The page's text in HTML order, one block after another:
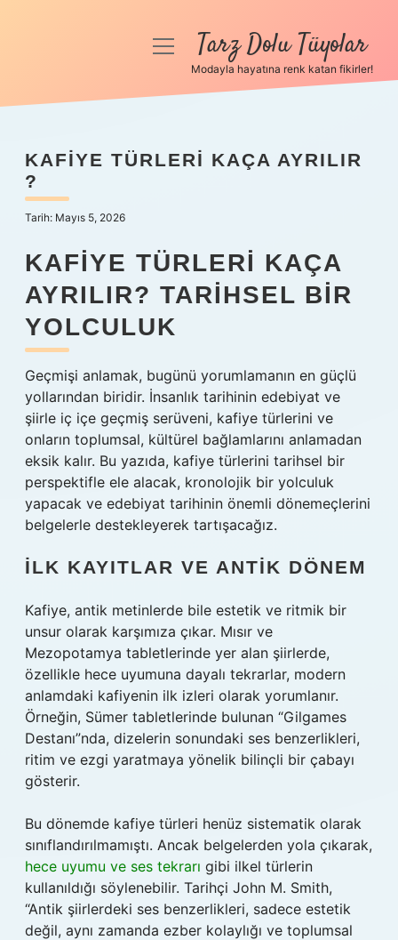
Anasayfa
Hakkımızda
menüyüTarz Dolu Tüyolar
Modayla hayatına renk katan fikirler!
KAFIYE TÜRLERI KAÇA AYRILIR
?
Tarih: Mayıs 5, 2026
KAFIYE TÜRLERI KAÇA
AYRILIR? TARIHSEL BIR
YOLCULUK
Geçmişi anlamak, bugünü yorumlamanın en güçlü
yollarından biridir. İnsanlık tarihinin edebiyat ve
şiirle iç içe geçmiş serüveni, kafiye türlerini ve
onların toplumsal, kültürel bağlamlarını anlamadan
eksik kalır. Bu yazıda, kafiye türlerini tarihsel bir
perspektifle ele alacak, kronolojik bir yolculuk
yapacak ve edebiyat tarihinin önemli dönemeçlerini
belgelerle destekleyerek tartışacağız.
İLK KAYITLAR VE ANTIK DÖNEM
Kafiye, antik metinlerde bile estetik ve ritmik bir
unsur olarak karşımıza çıkar. Mısır ve
Mezopotamya tabletlerinde yer alan şiirlerde,
özellikle hece uyumuna dayalı tekrarlar, modern
anlamdaki kafiyenin ilk izleri olarak yorumlanır.
Örneğin, Sümer tabletlerinde bulunan “Gilgames
Destanı”nda, dizelerin sonundaki ses benzerlikleri,
ritim ve ezgi yaratmaya yönelik bilinçli bir çabayı
gösterir.
Bu dönemde kafiye türleri henüz sistematik olarak
sınıflandırılmamıştı. Ancak belgelerden yola çıkarak,
hece uyumu ve ses tekrarı gibi ilkel türlerin
kullanıldığı söylenebilir. Tarihçi John M. Smith,
“Antik şiirlerdeki ses benzerlikleri, sadece estetik
değil, aynı zamanda ezber kolaylığı ve toplumsal